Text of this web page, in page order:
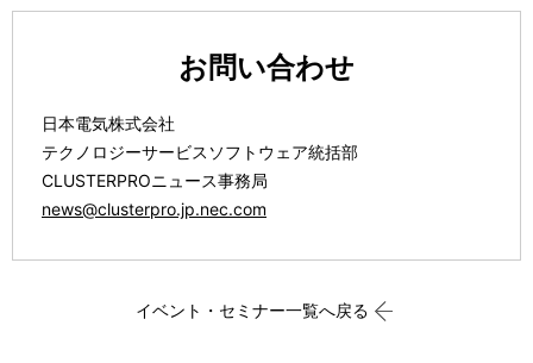
お問い合わせ
日本電気株式会社
テクノロジーサービスソフトウェア統括部
CLUSTERPROニュース事務局
news@clusterpro.jp.nec.com
イベント・セミナー一覧へ戻る